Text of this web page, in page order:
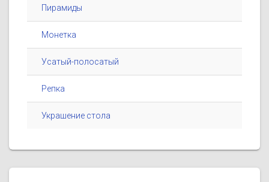
Пирамиды
Монетка
Усатый-полосатый
Репка
Украшение стола